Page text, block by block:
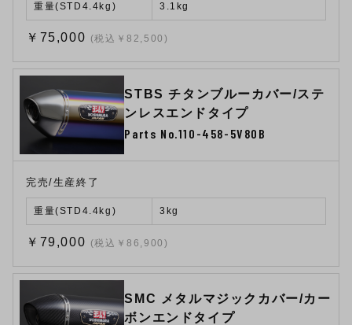
重量(STD4.4kg) 3.1kg
￥75,000 (税込￥82,500)
STBS チタンブルーカバー/ステ
ンレスエンドタイプ
Parts No.110-458-5V80B
完売/生産終了
重量(STD4.4kg) 3kg
￥79,000 (税込￥86,900)
SMC メタルマジックカバー/カー
ボンエンドタイプ